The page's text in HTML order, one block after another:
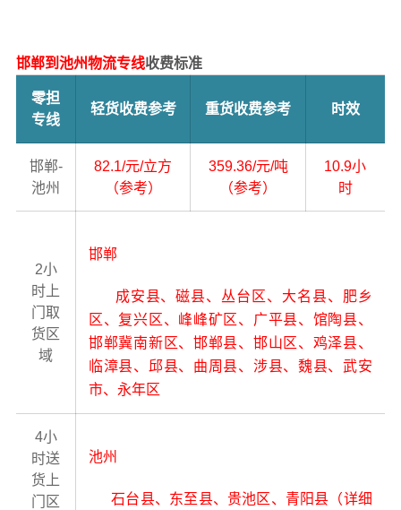
邯郸到池州物流专线收费标准
零担
专线
轻货收费参考 重货收费参考 时效
邯郸-
池州
82.1/元/立方
（参考）
359.36/元/吨
（参考）
10.9小
时
2小
时上
门取
货区
域
邯郸
成安县、磁县、丛台区、大名县、肥乡
区、复兴区、峰峰矿区、广平县、馆陶县、
邯郸冀南新区、邯郸县、邯山区、鸡泽县、
临漳县、邱县、曲周县、涉县、魏县、武安
市、永年区
4小
时送
货上
门区
池州
石台县、东至县、贵池区、青阳县（详细